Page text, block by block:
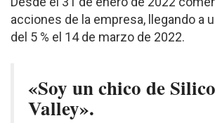
acciones de la empresa, llegando a
del 5 % el 14 de marzo de 2022.
«Soy un chico de
Valley».